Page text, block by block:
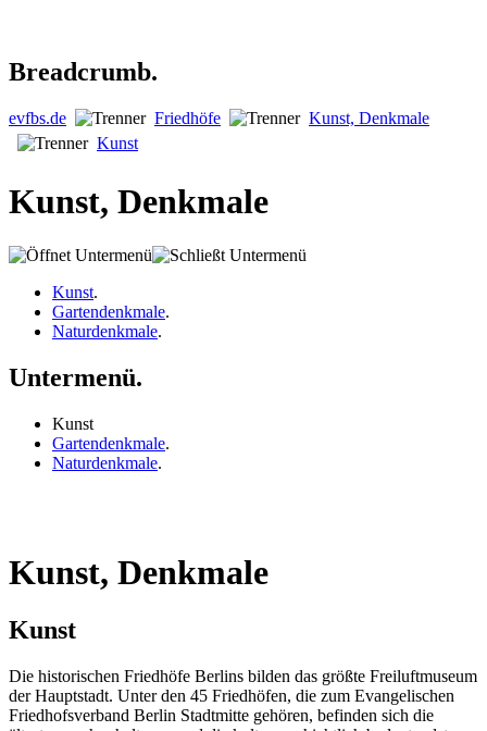
Breadcrumb.
evfbs.de Friedhöfe
Kunst, Denkmale
Kunst
Kunst, Denkmale
Kunst.
Gartendenkmale.
Naturdenkmale.
Untermenü.
Kunst
Gartendenkmale.
Naturdenkmale.
Kunst, Denkmale
Kunst
Die historischen Friedhöfe Berlins bilden das größte Freiluftmuseum
der Hauptstadt. Unter den 45 Friedhöfen, die zum Evangelischen
Friedhofsverband Berlin Stadtmitte gehören, befinden sich die